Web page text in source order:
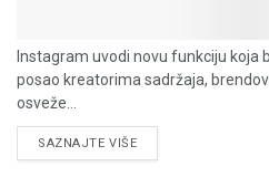
Instagram uvodi novu funkciju koja
posao kreatorima sadržaja,
osveže...
SAZNAJTE VIŠEDETAILS